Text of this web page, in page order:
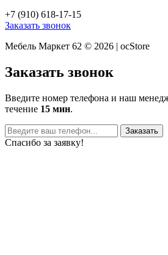
+7 (910) 618-17-15
Заказать звонок
Мебель Маркет 62 © 2026 | ocStore
Заказать звонок
Введите номер телефона и наш
течение 15 мин.
Заказать
Спасибо за заявку!